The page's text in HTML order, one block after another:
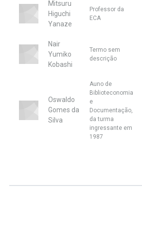
Mitsuru
Higuchi
Yanaze
Professor da
ECA
Nair
Yumiko
Kobashi
Termo sem
descrição
Oswaldo
Gomes da
Silva
Auno de
Biblioteconomia
e
Documentação,
da turma
ingressante em
1987